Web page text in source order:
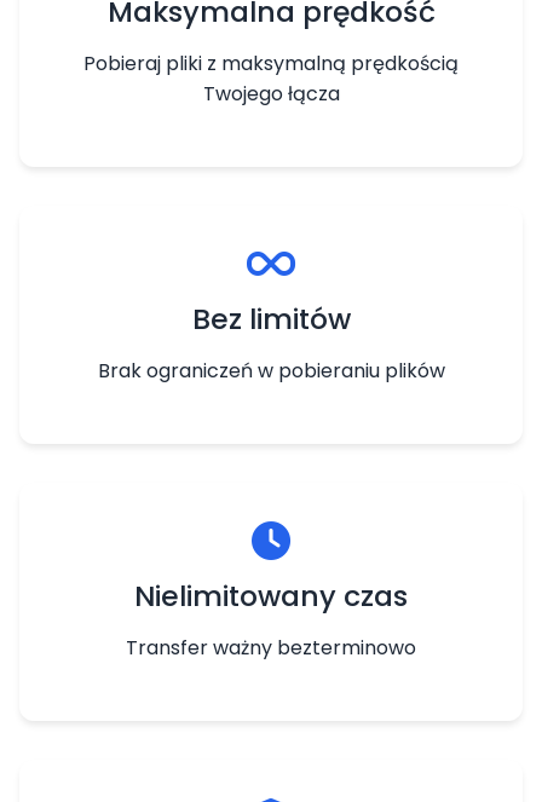
Maksymalna prędkość
Pobieraj pliki z maksymalną prędkością
Twojego łącza
Bez limitów
Brak ograniczeń w pobieraniu plików
Nielimitowany czas
Transfer ważny bezterminowo